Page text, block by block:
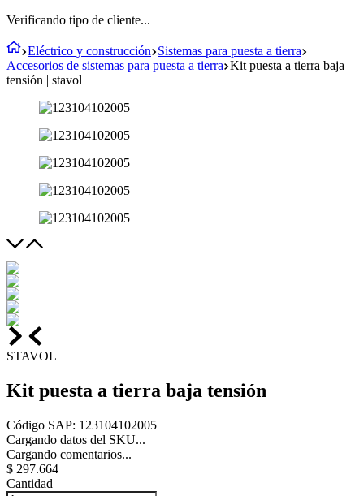
Verificando tipo de cliente...
Eléctrico y construcción Sistemas para puesta a tierra
Accesorios de sistemas para puesta a tierra Kit puesta a tierra baja
tensión | stavol
STAVOL
Kit puesta a tierra baja tensión
Código SAP: 123104102005
Cargando datos del SKU...
Cargando comentarios...
$ 297.664
Cantidad